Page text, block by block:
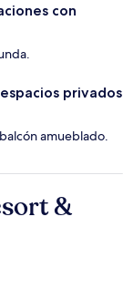
con
privados
amueblado.
&